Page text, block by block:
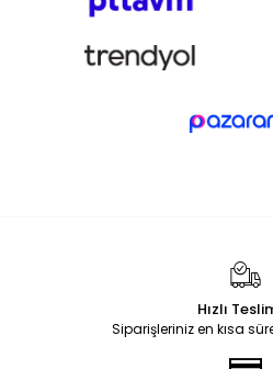
Hızlı
Siparişleriniz en kısa